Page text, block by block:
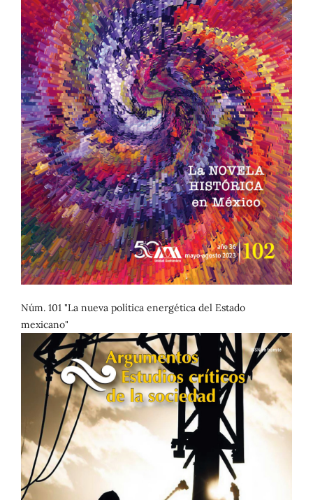
Núm. 101 "La nueva política energética del Estado
mexicano"